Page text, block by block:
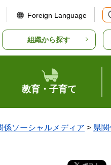
Foreign Language
組織から探す
教育・子育て
係ソーシャルメディア > 県